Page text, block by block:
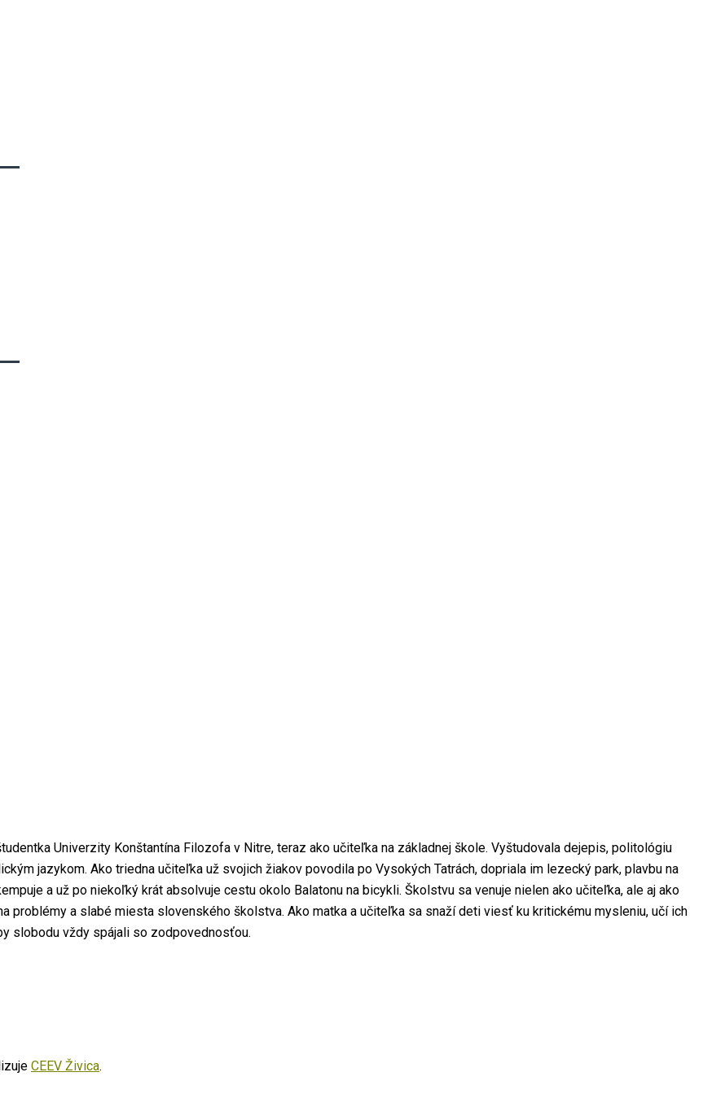
Univerzity Konštantína Filozofa v Nitre, teraz ako učiteľka na základnej škole. Vyštudovala dejepis, politológiu
jazykom. Ako triedna učiteľka už svojich žiakov povodila po Vysokých Tatrách, dopriala im lezecký park, plavbu na
a už po niekoľký krát absolvuje cestu okolo Balatonu na bicykli. Školstvu sa venuje nielen ako učiteľka, ale aj ako
problémy a slabé miesta slovenského školstva. Ako matka a učiteľka sa snaží deti viesť ku kritickému mysleniu, učí ich
slobodu vždy spájali so zodpovednosťou.
CEEV Živica.